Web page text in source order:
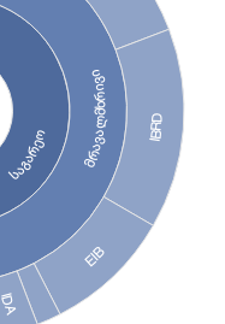
საგარეო მრავალმხრივი IBRD
EIB
IDA